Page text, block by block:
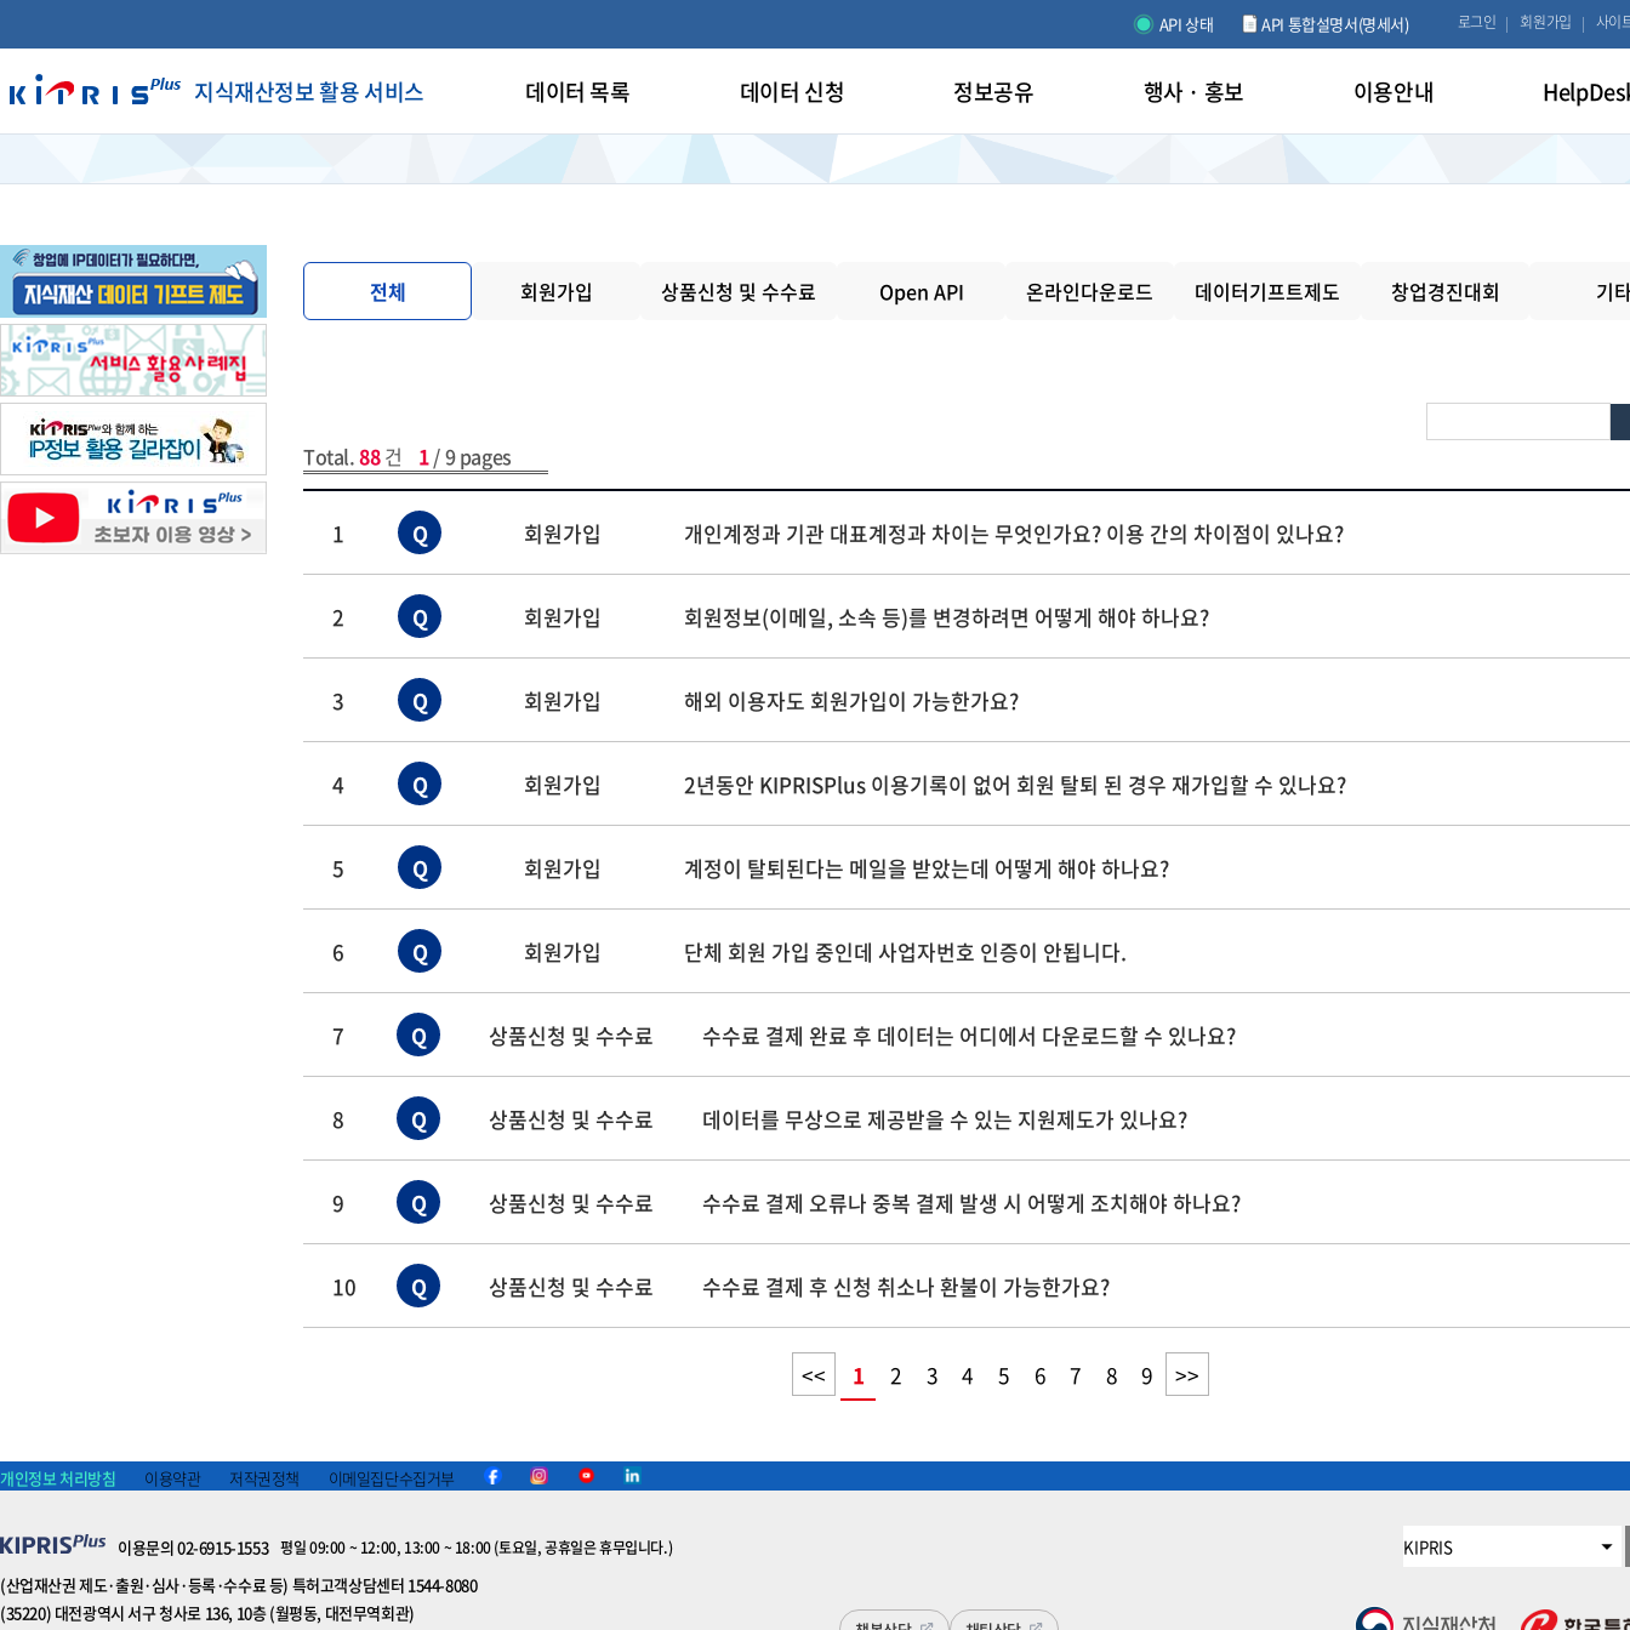
API 상태 API 통합설명서(명세서) 로그인 회원가입 사이
지식재산정보 활용 서비스 데이터 목록 데이터 신청 정보공유 행사 · 홍보 이용안내
전체 회원가입 상품신청 및 수수료 Open API 온라인다운로드 데이터기프트제도 창업경진대회 기
Total.88건 1/ 9 pages
Q
1 회원가입 개인계정과 기관 대표계정과 차이는 무엇인가요? 이용 간의 차이점이 있나요?
Q
2 회원가입 회원정보(이메일, 소속 등)를 변경하려면 어떻게 해야 하나요?
Q
3 회원가입 해외 이용자도 회원가입이 가능한가요?
Q
4 회원가입 2년동안 KIPRISPlus 이용기록이 없어 회원 탈퇴 된 경우 재가입할 수 있나요?
Q
5 회원가입 계정이 탈퇴된다는 메일을 받았는데 어떻게 해야 하나요?
Q
6 회원가입 단체 회원 가입 중인데 사업자번호 인증이 안됩니다.
Q
7 상품신청 및 수수료 수수료 결제 완료 후 데이터는 어디에서 다운로드할 수 있나요?
Q
8 상품신청 및 수수료 데이터를 무상으로 제공받을 수 있는 지원제도가 있나요?
Q
9 상품신청 및 수수료 수수료 결제 오류나 중복 결제 발생 시 어떻게 조치해야 하나요?
Q
10 상품신청 및 수수료 수수료 결제 후 신청 취소나 환불이 가능한가요?
<<
첫
이
1 2 3 4 5 6 7 8 9 >>
물
이용문의 02-6915-1553 평일 09:00 ~ 12:00, 13:00 ~ 18:00 (토요일, 공휴일은 휴무입니다.)
(산업재산권 제도·출원·심사·등록·수수료 등) 특허고객상담센터 1544-8080
(35220) 대전광역시 서구 청사로 136, 10층 (월평동, 대전무역회관)
개인정보 처리방침 이용약관 저작권정책 이메일집단수집거부